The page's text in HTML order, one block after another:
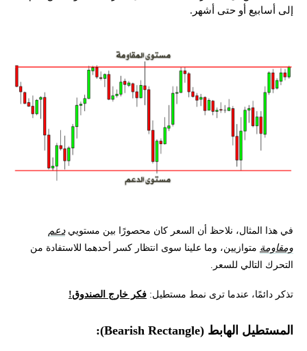
إلى أسابيع أو حتى أشهر.
في هذا المثال، نلاحظ أن السعر كان محصورًا بين مستوييدعم
ومقاومة متوازيين، وما علينا سوى انتظار كسر أحدهما للاستفادة من
التحرك التالي للسعر.
تذكر دائمًا، عندما ترى نمط مستطيل: فكر خارج الصندوق!
المستطيل الهابط (Bearish Rectangle):